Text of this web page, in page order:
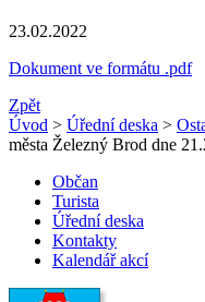
23.02.2022
Dokument ve formátu .pdf
Zpět
Úvod > Úřední deska >
města Železný Brod dne
Občan
Turista
Úřední deska
Kontakty
Kalendář akcí